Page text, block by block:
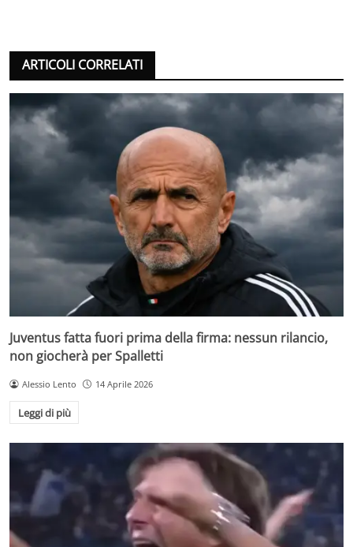
ARTICOLI CORRELATI
Juventus fatta fuori prima della firma: nessun rilancio,
non giocherà per Spalletti
Alessio Lento 14 Aprile 2026
Leggi di più